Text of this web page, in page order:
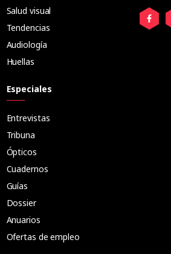
Salud visual
Tendencias
Audiología
Huellas
Especiales
Entrevistas
Tribuna
Ópticos
Cuadernos
Guías
Dossier
Anuarios
Ofertas de empleo